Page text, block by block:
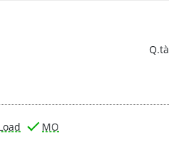
Q.tà
MO